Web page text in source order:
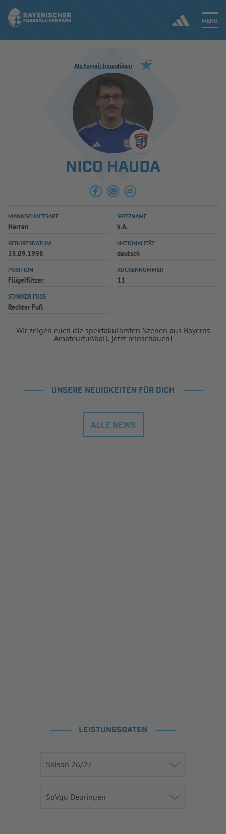
MENÜ
Jetzt einloggen
ERGEBNISSE & WETTBEWERBE
SPIELBETRIEB & VERBANDSLEBEN
AUSBILDUNG & FÖRDERUNG
SPIELPLUS
Als Favorit hinzufügen
NICO HAUDA
MANNSCHAFTSART
Herren
SPITZNAME
k.A.
GEBURTSDATUM
25.09.1998
NATIONALITÄT
deutsch
POSITION
Flügelflitzer
RÜCKENNUMMER
11
STARKER FUSS
Rechter Fuß
Wir zeigen euch die spektakulärsten Szenen aus Bayerns
Amateurfußball, jetzt reinschauen!
UNSERE NEUIGKEITEN FÜR DICH
ALLE NEWS
LEISTUNGSDATEN